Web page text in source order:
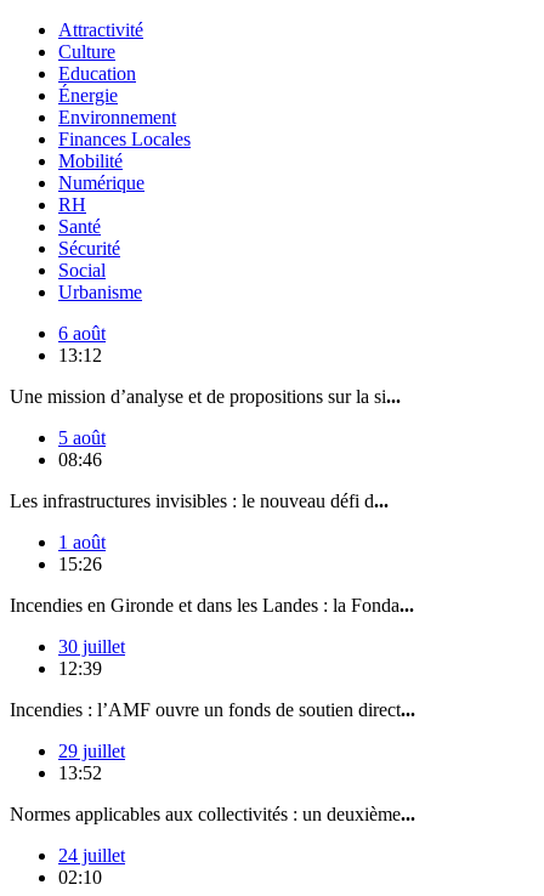
Attractivité
Culture
Education
Énergie
Environnement
Finances Locales
Mobilité
Numérique
RH
Santé
Sécurité
Social
Urbanisme
6 août
13:12
Une mission d’analyse et de propositions sur la si...
5 août
08:46
Les infrastructures invisibles : le nouveau défi d...
1 août
15:26
Incendies en Gironde et dans les Landes : la Fonda...
30 juillet
12:39
Incendies : l’AMF ouvre un fonds de soutien direct...
29 juillet
13:52
Normes applicables aux collectivités : un deuxième...
24 juillet
02:10